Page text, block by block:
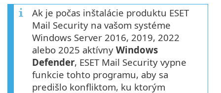
Ak je počas inštalácie produktu ESET
Mail Security na vašom systéme
Windows Server 2016, 2019, 2022
alebo 2025 aktívny Windows
Defender, ESET Mail Security vypne
funkcie tohto programu, aby sa
predišlo konfliktom, ku ktorým